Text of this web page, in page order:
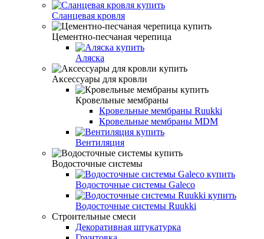
Сланцевая кровля
Цементно-песчаная черепица
Аляска
Аксессуары для кровли
Кровельные мембраны
Кровельные мембраны Ruukki
Кровельные мембраны MDM
Вентиляция
Водосточные системы
Водосточные системы Galeco
Водосточные системы Ruukki
Строительные смеси
Декоративная штукатурка